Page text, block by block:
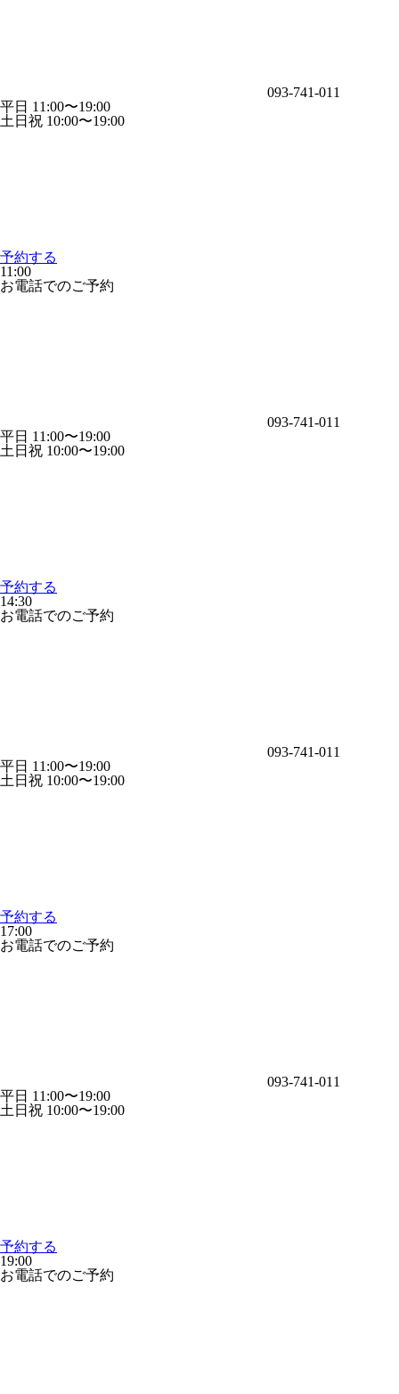
093-741-011
平日 11:00〜19:00
土日祝 10:00〜19:00
予約する
11:00
お電話でのご予約
093-741-011
平日 11:00〜19:00
土日祝 10:00〜19:00
予約する
14:30
お電話でのご予約
093-741-011
平日 11:00〜19:00
土日祝 10:00〜19:00
予約する
17:00
お電話でのご予約
093-741-011
平日 11:00〜19:00
土日祝 10:00〜19:00
予約する
19:00
お電話でのご予約